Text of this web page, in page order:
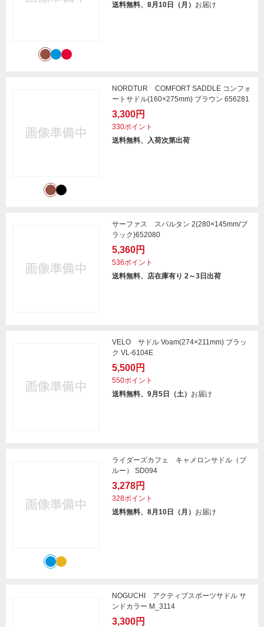
送料無料、8月10日（月） お届け
NORDTUR COMFORT SADDLE コンフォ
ートサドル(160×275mm) ブラウン 656281
3,300円
330ポイント
送料無料、入荷次第出荷
サーファス スパルタン 2(280×145mm/ブ
ラック)652080
5,360円
536ポイント
送料無料、店在庫有り 2～3日出荷
VELO サドル Voam(274×211mm) ブラッ
ク VL-6104E
5,500円
550ポイント
送料無料、9月5日（土） お届け
ライダーズカフェ キャメロンサドル（ブ
ルー） SD094
3,278円
328ポイント
送料無料、8月10日（月） お届け
NOGUCHI アクティブスポーツサドル サ
ンドカラー M_3114
3,300円